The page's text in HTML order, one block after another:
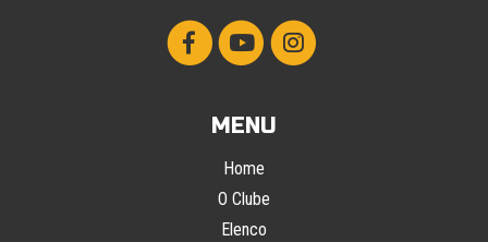
MENU
Home
O Clube
Elenco